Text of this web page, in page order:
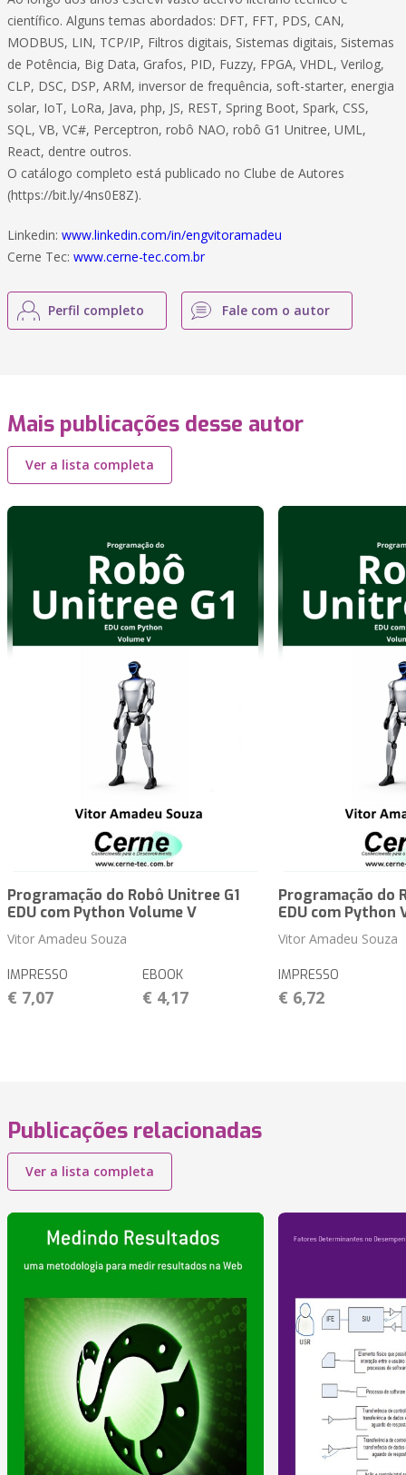
científico. Alguns temas abordados: DFT, FFT, PDS, CAN,
MODBUS, LIN, TCP/IP, Filtros digitais, Sistemas digitais, Sistemas
de Potência, Big Data, Grafos, PID, Fuzzy, FPGA, VHDL, Verilog,
CLP, DSC, DSP, ARM, inversor de frequência, soft-starter, energia
solar, IoT, LoRa, Java, php, JS, REST, Spring Boot, Spark, CSS,
SQL, VB, VC#, Perceptron, robô NAO, robô G1 Unitree, UML,
React, dentre outros.
O catálogo completo está publicado no Clube de Autores
(https://bit.ly/4ns0E8Z).
Linkedin: www.linkedin.com/in/engvitoramadeu
Cerne Tec: www.cerne-tec.com.br
Perfil completo Fale com o autor
Mais publicações desse autor
Ver a lista completa
Programação do Robô Unitree G1
EDU com Python Volume V
Vitor Amadeu Souza
IMPRESSO
€ 7,07
EBOOK
€ 4,17
Programação do
EDU com Python
Vitor Amadeu Souza
IMPRESSO
€ 6,72
Publicações relacionadas
Ver a lista completa